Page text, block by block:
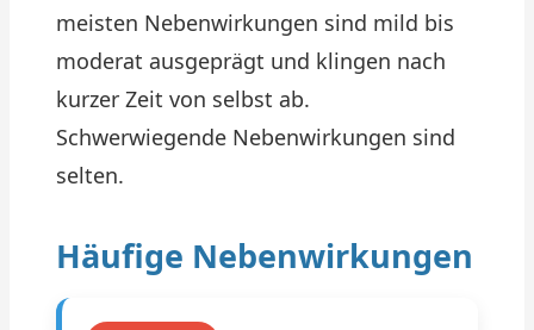
meisten Nebenwirkungen sind mild bis
moderat ausgeprägt und klingen nach
kurzer Zeit von selbst ab.
Schwerwiegende Nebenwirkungen sind
selten.
Häufige Nebenwirkungen